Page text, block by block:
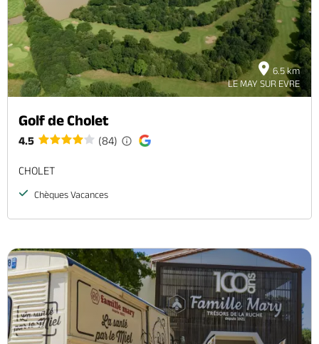
6.5 km
LE MAY SUR EVRE
Golf de Cholet
4.5 (84)
CHOLET
Chèques Vacances